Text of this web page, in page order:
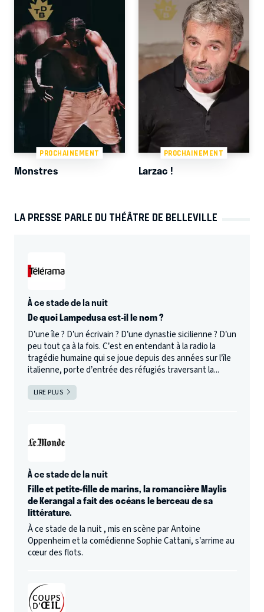
PROCHAINEMENT
Monstres
PROCHAINEMENT
Larzac !
LA PRESSE PARLE DU THÉÂTRE DE BELLEVILLE
À ce stade de la nuit
De quoi Lampedusa est-il le nom ?
D’une île ? D’un écrivain ? D’une dynastie sicilienne ? D’un
peu tout ça à la fois. C’est en entendant à la radio la
tragédie humaine qui se joue depuis des années sur l’île
italienne, porte d’entrée des réfugiés traversant la...
LIRE PLUS
À ce stade de la nuit
Fille et petite-fille de marins, la romancière Maylis
de Kerangal a fait des océans le berceau de sa
littérature.
À ce stade de la nuit , mis en scène par Antoine
Oppenheim et la comédienne Sophie Cattani, s’arrime au
cœur des flots.